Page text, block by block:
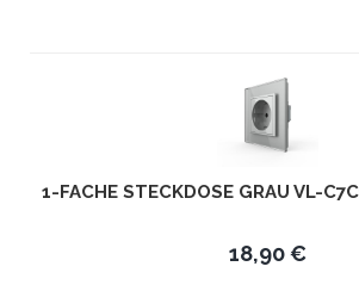
1-FACHE STECKDOSE GRAU VL-
18,90 €